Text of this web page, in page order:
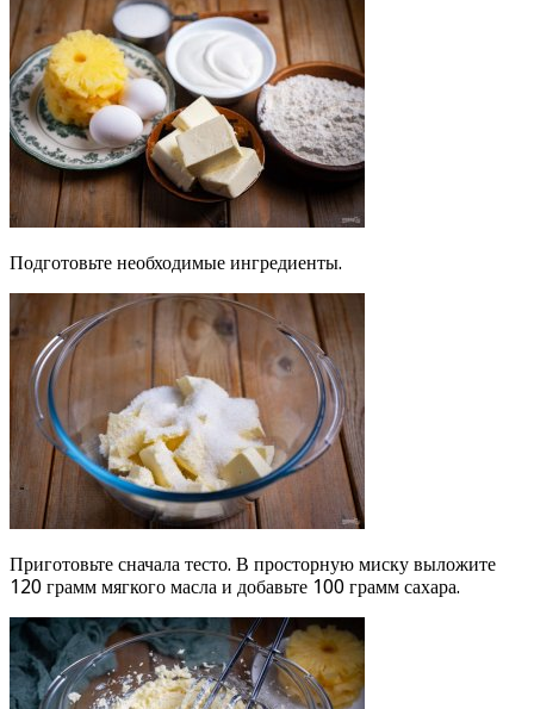
Подготовьте необходимые ингредиенты.
Приготовьте сначала тесто. В просторную миску выложите
120 грамм мягкого масла и добавьте 100 грамм сахара.